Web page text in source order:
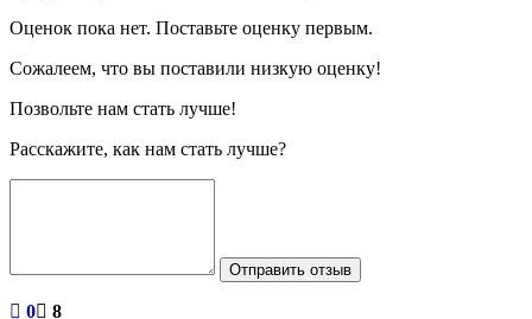
Оценок пока нет. Поставьте оценку первым.
Сожалеем, что вы поставили низкую оценку!
Позвольте нам стать лучше!
Расскажите, как нам стать лучше?
Отправить отзыв
0 8